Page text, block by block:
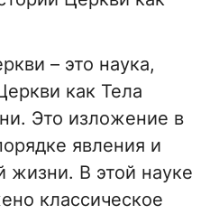
– это наука,
как Тела
Это изложение в
явления и
жизни. В этой науке
классическое